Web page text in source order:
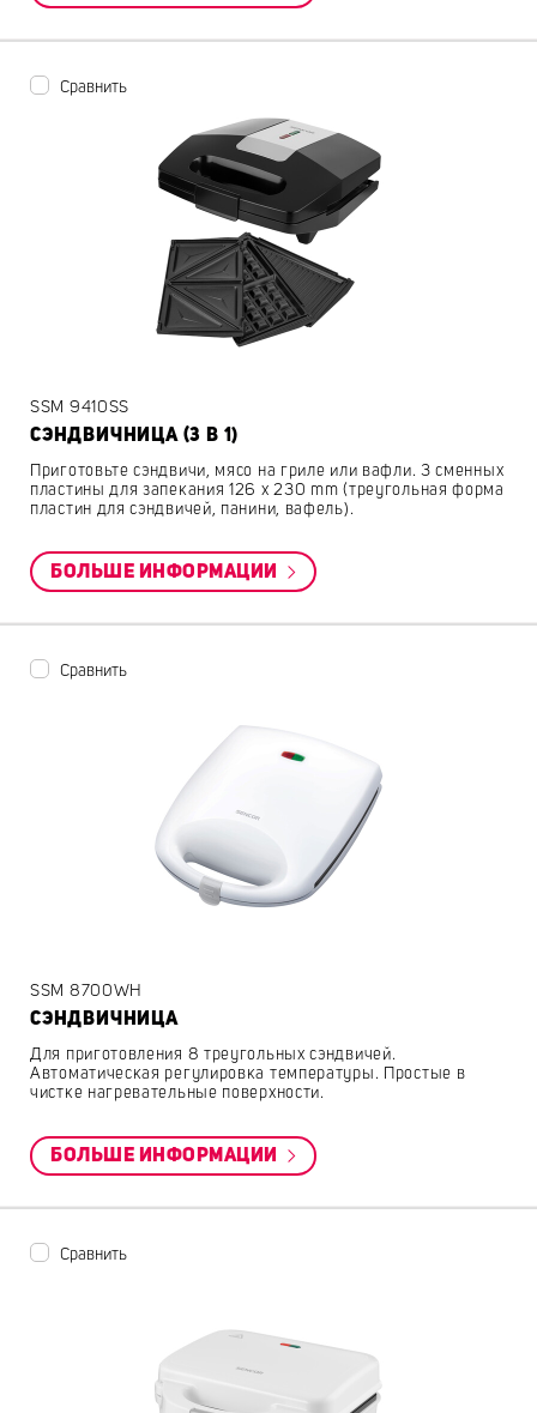
Сравнить
SSM 9410SS
СЭНДВИЧНИЦА (3 В 1)
Приготовьте сэндвичи, мясо на гриле или вафли. 3 сменных
пластины для запекания 126 x 230 mm (треугольная форма
пластин для сэндвичей, панини, вафель).
БОЛЬШЕ ИНФОРМАЦИИ
Сравнить
SSM 8700WH
СЭНДВИЧНИЦА
Для приготовления 8 треугольных сэндвичей.
Автоматическая регулировка температуры. Простые в
чистке нагревательные поверхности.
БОЛЬШЕ ИНФОРМАЦИИ
Сравнить